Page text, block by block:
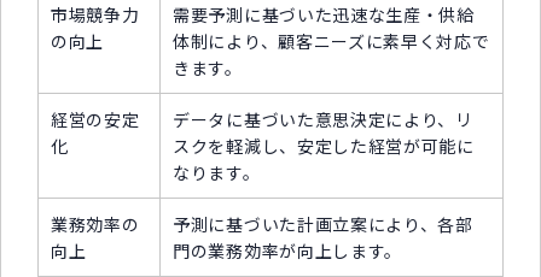
市場競争力
の向上
需要予測に基づいた迅速な生産・供給
体制により、顧客ニーズに素早く対応で
きます。
経営の安定
化
データに基づいた意思決定により、リ
スクを軽減し、安定した経営が可能に
なります。
業務効率の
向上
予測に基づいた計画立案により、各部
門の業務効率が向上します。